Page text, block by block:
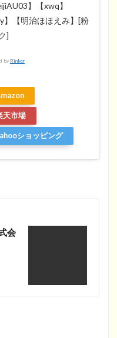
】【xwq】
】【明治ほほえみ】[粉
]
by Rinker
天市場
ショッピング
会